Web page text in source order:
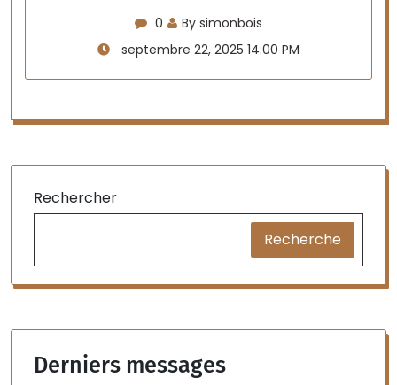
0
By simonbois
septembre 22, 2025 14:00 PM
Rechercher
Recherche
Derniers messages